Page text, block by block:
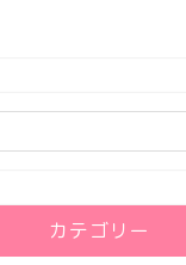
カテゴリー